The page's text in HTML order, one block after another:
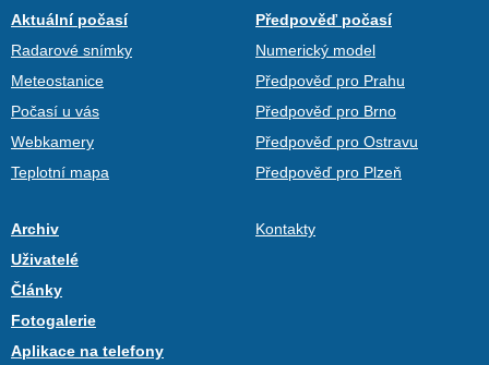
Aktuální počasí
Radarové snímky
Meteostanice
Počasí u vás
Webkamery
Teplotní mapa
Předpověď počasí
Numerický model
Předpověď pro Prahu
Předpověď pro Brno
Předpověď pro Ostravu
Předpověď pro Plzeň
Archiv
Uživatelé
Články
Fotogalerie
Aplikace na telefony
Kontakty